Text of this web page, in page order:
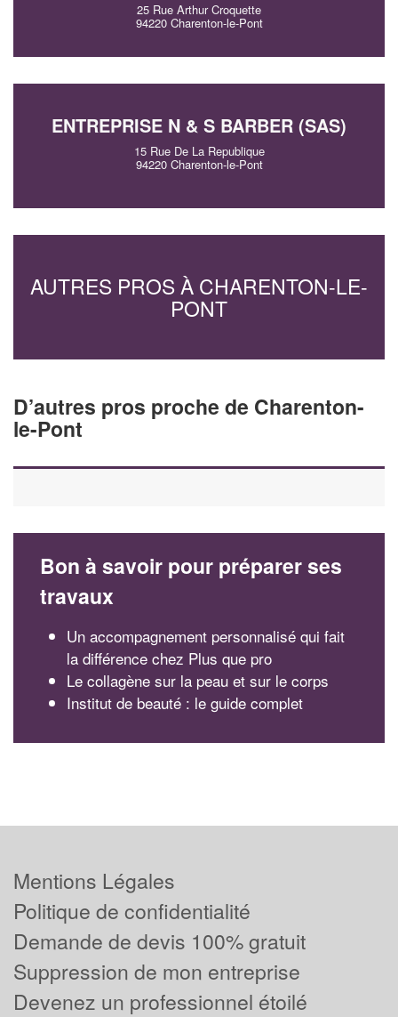
25 Rue Arthur Croquette
94220 Charenton-le-Pont
ENTREPRISE N & S BARBER (SAS)
15 Rue De La Republique
94220 Charenton-le-Pont
AUTRES PROS À CHARENTON-LE-
PONT
D’autres pros proche de Charenton-
le-Pont
Bon à savoir pour préparer ses
travaux
Un accompagnement personnalisé qui fait
la différence chez Plus que pro
Le collagène sur la peau et sur le corps
Institut de beauté : le guide complet
Mentions Légales
Politique de confidentialité
Demande de devis 100% gratuit
Suppression de mon entreprise
Devenez un professionnel étoilé